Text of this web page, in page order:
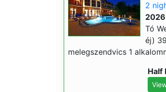
2
Tó
éj)
melegszendvics 1
Half